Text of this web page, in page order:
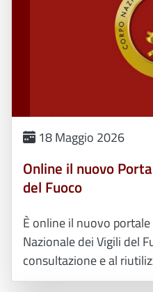
18 Maggio 2026
Online il nuovo
del Fuoco
È online il nuovo
Nazionale dei Vigili del
consultazione e al